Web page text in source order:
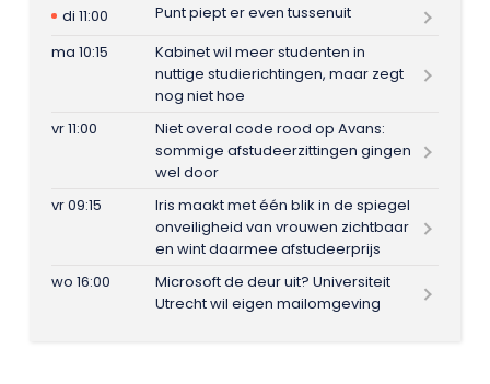
di 11:00
Punt piept er even tussenuit
ma 10:15
Kabinet wil meer studenten in
nuttige studierichtingen, maar zegt
nog niet hoe
vr 11:00
Niet overal code rood op Avans:
sommige afstudeerzittingen gingen
wel door
vr 09:15
Iris maakt met één blik in de spiegel
onveiligheid van vrouwen zichtbaar
en wint daarmee afstudeerprijs
wo 16:00
Microsoft de deur uit? Universiteit
Utrecht wil eigen mailomgeving